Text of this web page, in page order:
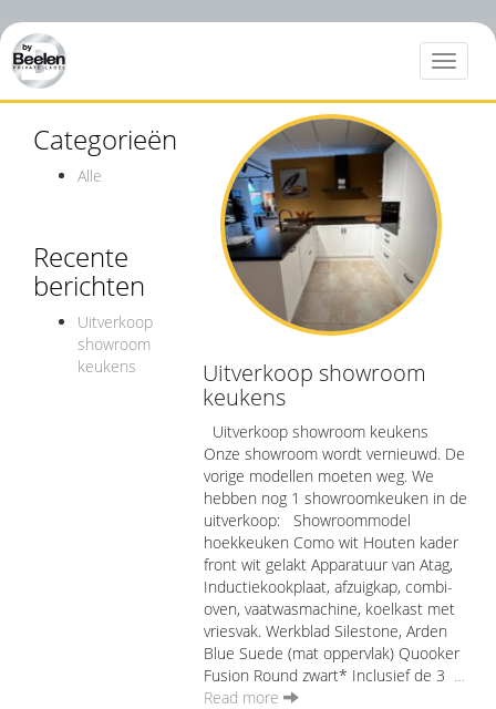
Toggle
Categorieën
Alle
Recente
berichten
Uitverkoop
showroom
keukens
Uitverkoop showroom
keukens
Uitverkoop showroom keukens
Onze showroom wordt vernieuwd. De
vorige modellen moeten weg. We
hebben nog 1 showroomkeuken in de
uitverkoop: Showroommodel
hoekkeuken Como wit Houten kader
front wit gelakt Apparatuur van Atag,
Inductiekookplaat, afzuigkap, combi-
oven, vaatwasmachine, koelkast met
vriesvak. Werkblad Silestone, Arden
Blue Suede (mat oppervlak) Quooker
Fusion Round zwart* Inclusief de 3 …
Read more